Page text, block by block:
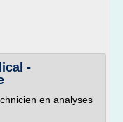
-
en analyses